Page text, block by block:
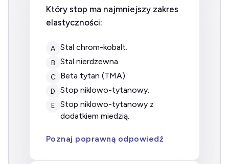
Który stop ma najmniejszy zakres
elastyczności:
A stal chrom-kobalt.
B stal nierdzewna.
C beta tytan (TMA).
D stop niklowo-tytanowy.
E
stop niklowo-tytanowy z
dodatkiem miedzią.
Poznaj poprawną odpowiedź